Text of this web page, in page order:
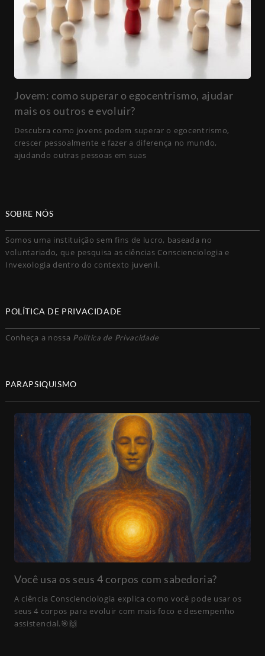
Jovem: como superar o egocentrismo, ajudar
mais os outros e evoluir?
Descubra como jovens podem superar o egocentrismo,
crescer pessoalmente e fazer a diferença no mundo,
ajudando outras pessoas em suas
SOBRE NÓS
Somos uma instituição sem fins de lucro, baseada no
voluntariado, que pesquisa as ciências Conscienciologia e
Invexologia dentro do contexto juvenil.
POLÍTICA DE PRIVACIDADE
Conheça a nossa Política de Privacidade
PARAPSIQUISMO
Você usa os seus 4 corpos com sabedoria?
A ciência Conscienciologia explica como você pode usar os
seus 4 corpos para evoluir com mais foco e desempenho
assistencial.🎯🙌